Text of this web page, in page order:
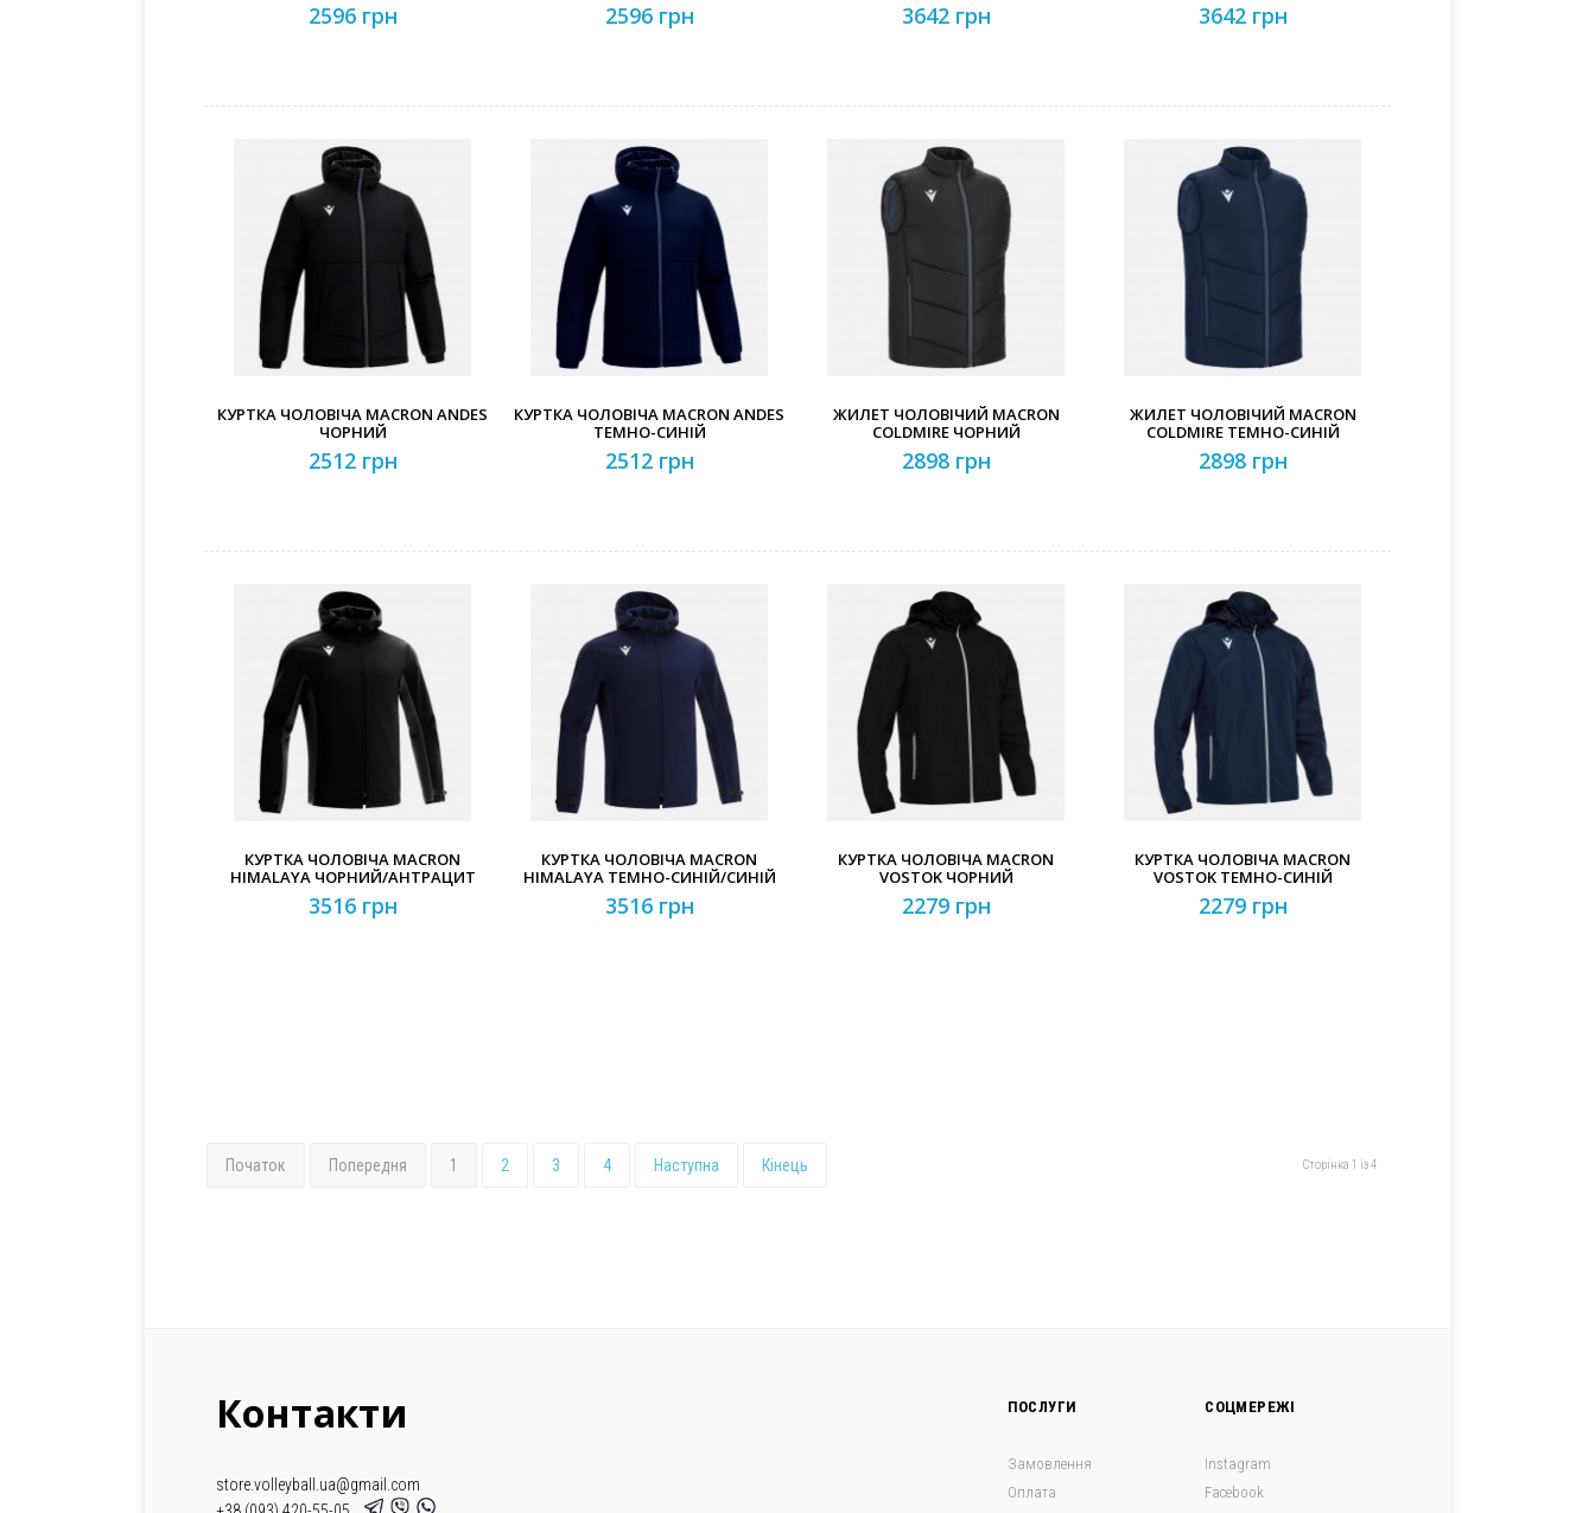
2596 грн 2596 грн 3642 грн 3642 грн
КУРТКА ЧОЛОВІЧА MACRON ANDES
ЧОРНИЙ
2512 грн
КУРТКА ЧОЛОВІЧА MACRON ANDES
ТЕМНО-СИНІЙ
2512 грн
ЖИЛЕТ ЧОЛОВІЧИЙ MACRON
COLDMIRE ЧОРНИЙ
2898 грн
ЖИЛЕТ ЧОЛОВІЧИЙ MACRON
COLDMIRE ТЕМНО-СИНІЙ
2898 грн
КУРТКА ЧОЛОВІЧА MACRON
HIMALAYA ЧОРНИЙ/АНТРАЦИТ
3516 грн
КУРТКА ЧОЛОВІЧА MACRON
HIMALAYA ТЕМНО-СИНІЙ/СИНІЙ
3516 грн
КУРТКА ЧОЛОВІЧА MACRON
VOSTOK ЧОРНИЙ
2279 грн
КУРТКА ЧОЛОВІЧА MACRON
VOSTOK ТЕМНО-СИНІЙ
2279 грн
Початок Попередня 1 2 3 4 Наступна Кінець Сторінка 1 із 4
Контакти
store.volleyball.ua@gmail.com
ПОСЛУГИ
Замовлення
Оплата
СОЦМЕРЕЖІ
Instagram
Facebook